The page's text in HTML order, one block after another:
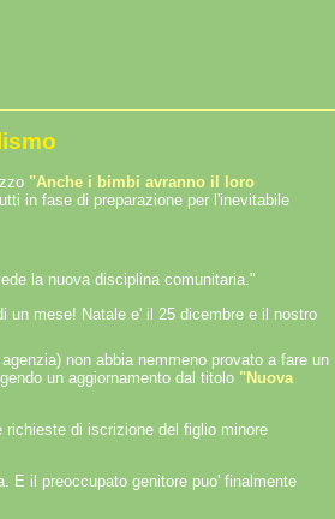
"Anche i bimbi avranno il loro
in fase di preparazione per l'inevitabile
la nuova disciplina comunitaria."
un mese! Natale e' il 25 dicembre e il nostro
non abbia nemmeno provato a fare un
un aggiornamento dal titolo "Nuova
di iscrizione del figlio minore
E il preoccupato genitore puo' finalmente